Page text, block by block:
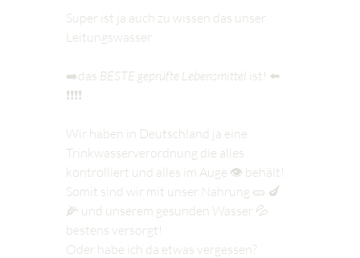
Super ist ja auch zu wissen das unser
Leitungswasser
➡️das BESTE geprüfte Lebensmittel ist! ⬅️
❗️❗️❗️❗️
Wir haben in Deutschland ja eine
Trinkwasserverordnung die alles
kontrolliert und alles im Auge 👁️ behält!
Somit sind wir mit unser Nahrung 🥒 🍆
🌽 und unserem gesunden Wasser 💦
bestens versorgt!
Oder habe ich da etwas vergessen?